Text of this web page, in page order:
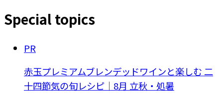
Special topics
PR
赤玉プレミアムブレンデッドワインと楽しむ 二
十四節気の旬レシピ｜8月 立秋・処暑